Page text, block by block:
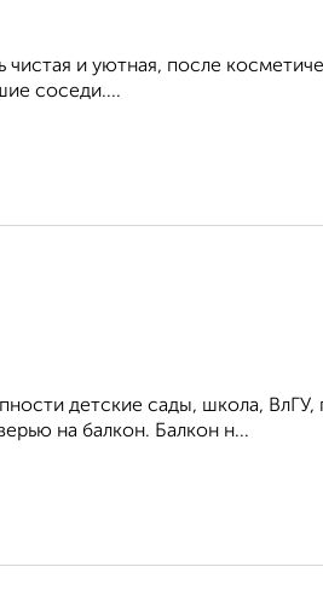
и уютная, после
соседи....
детские сады, школа, ВлГУ,
на балкон. Балкон н...